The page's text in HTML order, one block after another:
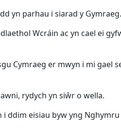
yn parhau i siarad y Gymraeg.
Wcráin ac yn cael ei
Cymraeg er mwyn i mi gael
rydych yn siŵr o wella.
ddim eisiau byw yng